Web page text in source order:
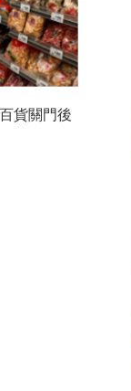
貨關門後